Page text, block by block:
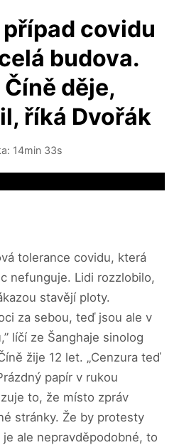
covidu
budova.
děje,
říká Dvořák
14min 33s
tolerance covidu, která
nefunguje. Lidi rozzlobilo,
stavějí ploty.
za sebou, teď jsou ale v
líčí ze Šanghaje sinolog
žije 12 let. „Cenzura teď
papír v rukou
to, že místo zpráv
stránky. Že by protesty
ale nepravděpodobné, to